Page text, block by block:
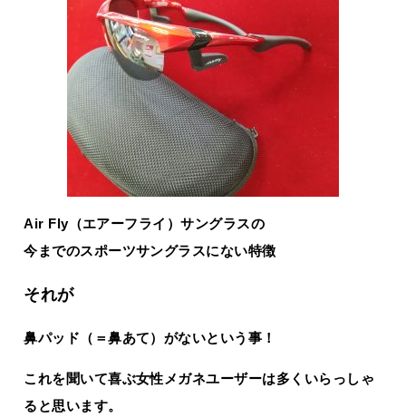
Air Fly（エアーフライ）サングラスの
今までのスポーツサングラスにない特徴
それが
鼻パッド（＝鼻あて）がないという事！
これを聞いて喜ぶ女性メガネユーザーは多くいらっしゃ
ると思います。